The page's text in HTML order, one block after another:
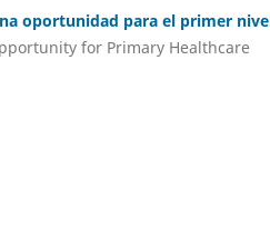
oportunidad para el primer
for Primary Healthcare